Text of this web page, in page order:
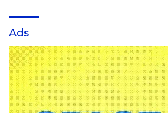
Ads